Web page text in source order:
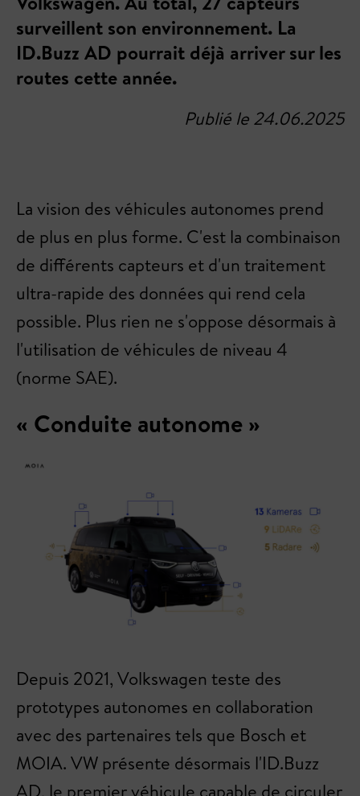
surveillent son environnement. La
ID.Buzz AD pourrait déjà arriver sur les
routes cette année.
Publié le 24.06.2025
La vision des véhicules autonomes prend
de plus en plus forme. C'est la combinaison
de différents capteurs et d'un traitement
ultra-rapide des données qui rend cela
possible. Plus rien ne s'oppose désormais à
l'utilisation de véhicules de niveau 4
(norme SAE).
« Conduite autonome »
Depuis 2021, Volkswagen teste des
prototypes autonomes en collaboration
avec des partenaires tels que Bosch et
MOIA. VW présente désormais l'ID.Buzz
AD, le premier véhicule capable de circuler